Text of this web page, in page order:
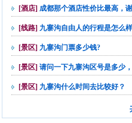
[酒店] 成都那个酒店性价比最高，
[线路] 九寨沟自由人的行程是怎么
[景区] 九寨沟门票多少钱?
[景区] 请问一下九寨沟区号是多少
[景区] 九寨沟什么时间去比较好？